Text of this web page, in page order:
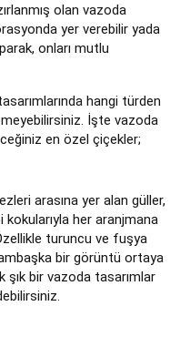
olan vazoda
yer verebilir yada
onları mutlu
hangi türden
İşte vazoda
en özel çiçekler;
arasına yer alan güller,
her aranjmana
turuncu ve fuşya
bir görüntü ortaya
şık bir vazoda tasarımlar